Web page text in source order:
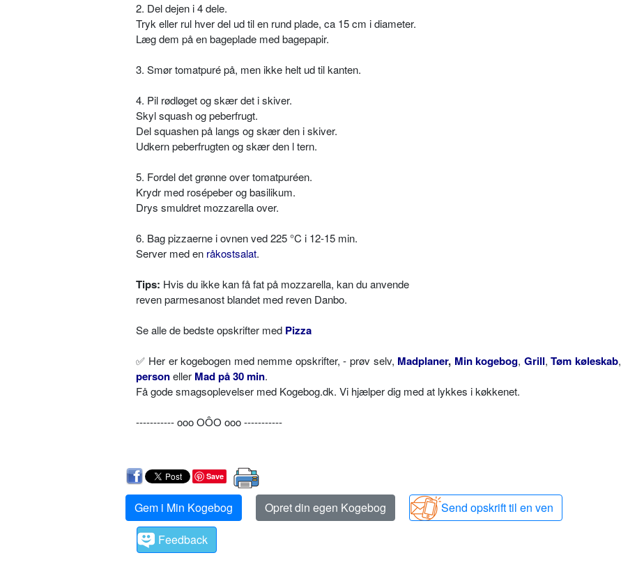
2. Del dejen i 4 dele.
Tryk eller rul hver del ud til en rund plade, ca 15 cm i diameter.
Læg dem på en bageplade med bagepapir.
3. Smør tomatpuré på, men ikke helt ud til kanten.
4. Pil rødløget og skær det i skiver.
Skyl squash og peberfrugt.
Del squashen på langs og skær den i skiver.
Udkern peberfrugten og skær den l tern.
5. Fordel det grønne over tomatpuréen.
Krydr med rosépeber og basilikum.
Drys smuldret mozzarella over.
6. Bag pizzaerne i ovnen ved 225 °C i 12-15 min.
Server med en råkostsalat.
Tips: Hvis du ikke kan få fat på mozzarella, kan du anvende
reven parmesanost blandet med reven Danbo.
Se alle de bedste opskrifter med Pizza
✅ Her er kogebogen med nemme opskrifter, - prøv selv, Madplaner, Min kogebog, Grill,Tøm køleskab,
personeller Mad på 30 min.
Få gode smagsoplevelser med Kogebog.dk. Vi hjælper dig med at lykkes i køkkenet.
----------- ooo OÔO ooo -----------
Save
Gem i Min Kogebog Opret din egen Kogebog
Send opskrift til en ven
Feedback